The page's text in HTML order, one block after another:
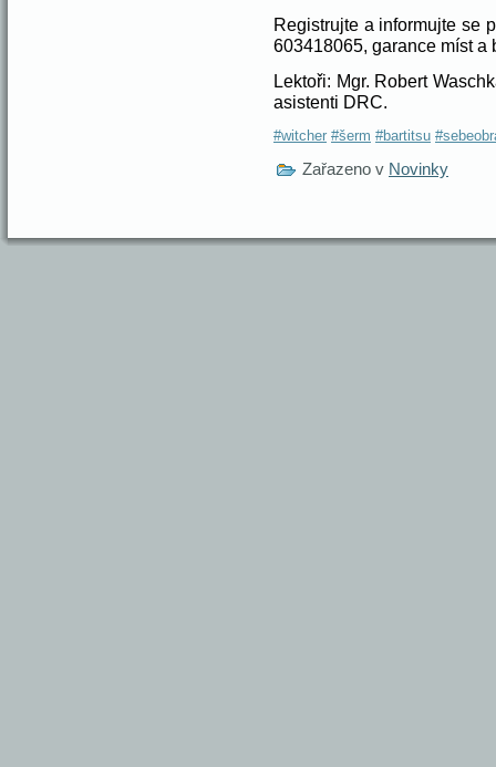
Registrujte a informujte se
603418065, garance míst a
Lektoři: Mgr. Robert
asistenti DRC.
#witcher #šerm #bartitsu
Zařazeno v Novinky